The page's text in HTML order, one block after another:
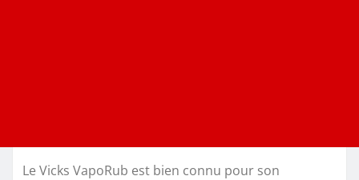
Le Vicks VapoRub est bien connu pour son